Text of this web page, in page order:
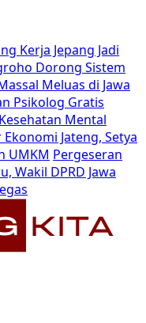
Kerja Jepang Jadi
Dorong Sistem
Meluas di Jawa
Psikolog Gratis
Mental
Jateng, Setya
UMKM Pergeseran
Wakil DPRD Jawa